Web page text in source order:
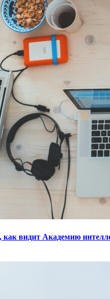
видит Академию